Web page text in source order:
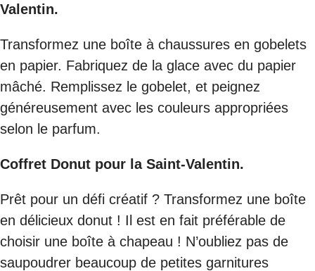
Valentin.
Transformez une boîte à chaussures en gobelets
en papier. Fabriquez de la glace avec du papier
mâché. Remplissez le gobelet, et peignez
généreusement avec les couleurs appropriées
selon le parfum.
Coffret Donut pour la Saint-Valentin.
Prêt pour un défi créatif ? Transformez une boîte
en délicieux donut ! Il est en fait préférable de
choisir une boîte à chapeau ! N’oubliez pas de
saupoudrer beaucoup de petites garnitures